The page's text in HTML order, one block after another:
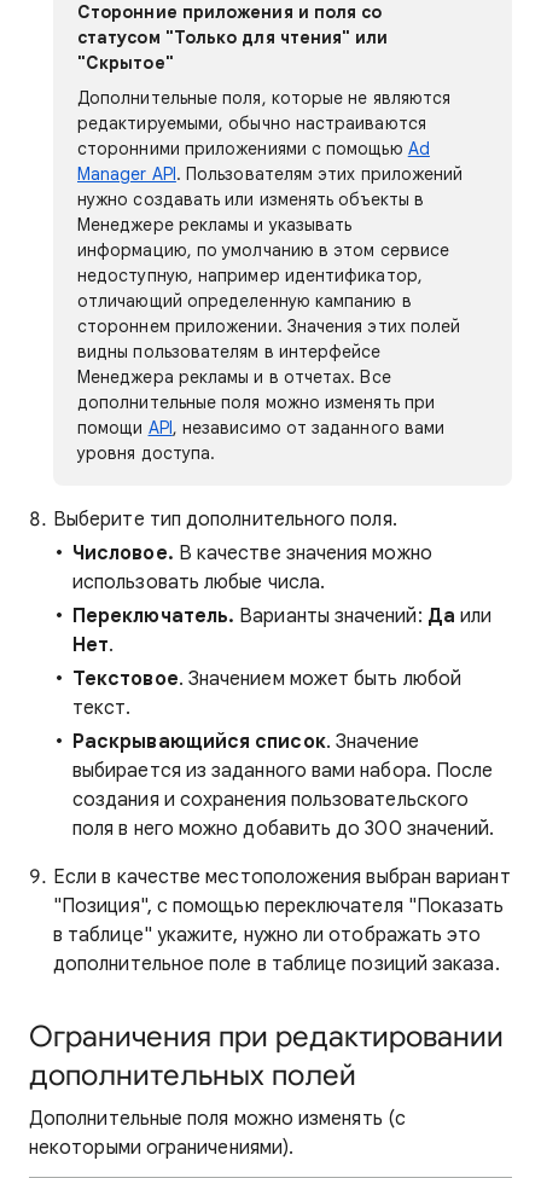
Сторонние приложения и поля со
статусом "Только для чтения" или
"Скрытое"
Дополнительные поля, которые не являются
редактируемыми, обычно настраиваются
сторонними приложениями с помощью Ad
Manager API. Пользователям этих приложений
нужно создавать или изменять объекты в
Менеджере рекламы и указывать
информацию, по умолчанию в этом сервисе
недоступную, например идентификатор,
отличающий определенную кампанию в
стороннем приложении. Значения этих полей
видны пользователям в интерфейсе
Менеджера рекламы и в отчетах. Все
дополнительные поля можно изменять при
помощи API, независимо от заданного вами
уровня доступа.
Выберите тип дополнительного поля.
Числовое. В качестве значения можно
использовать любые числа.
Переключатель. Варианты значений: Да или
Нет.
Текстовое. Значением может быть любой
текст.
Раскрывающийся список. Значение
выбирается из заданного вами набора. После
создания и сохранения пользовательского
поля в него можно добавить до 300 значений.
Если в качестве местоположения выбран вариант
"Позиция", с помощью переключателя "Показать
в таблице" укажите, нужно ли отображать это
дополнительное поле в таблице позиций заказа.
Ограничения при редактировании
дополнительных полей
Дополнительные поля можно изменять (с
некоторыми ограничениями).